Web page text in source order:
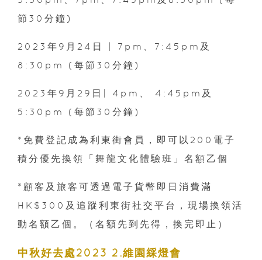
節30分鐘)
2023年9月24日 | 7pm、7:45pm及
8:30pm (每節30分鐘)
2023年9月29日| 4pm、 4:45pm及
5:30pm (每節30分鐘)
*免費登記成為利東街會員，即可以200電子
積分優先換領「舞龍文化體驗班」名額乙個
*顧客及旅客可透過電子貨幣即日消費滿
HK$300及追蹤利東街社交平台，現場換領活
動名額乙個。（名額先到先得，換完即止）
中秋好去處2023 2.維園綵燈會